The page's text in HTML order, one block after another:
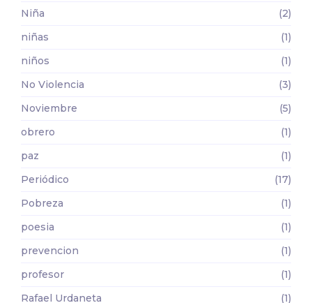
Niña
(2)
niñas
(1)
niños
(1)
No Violencia
(3)
Noviembre
(5)
obrero
(1)
paz
(1)
Periódico
(17)
Pobreza
(1)
poesia
(1)
prevencion
(1)
profesor
(1)
Rafael Urdaneta
(1)